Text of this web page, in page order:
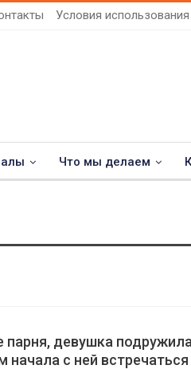
Условия
Что мы делаем
парня, девушка
начала с ней встречаться